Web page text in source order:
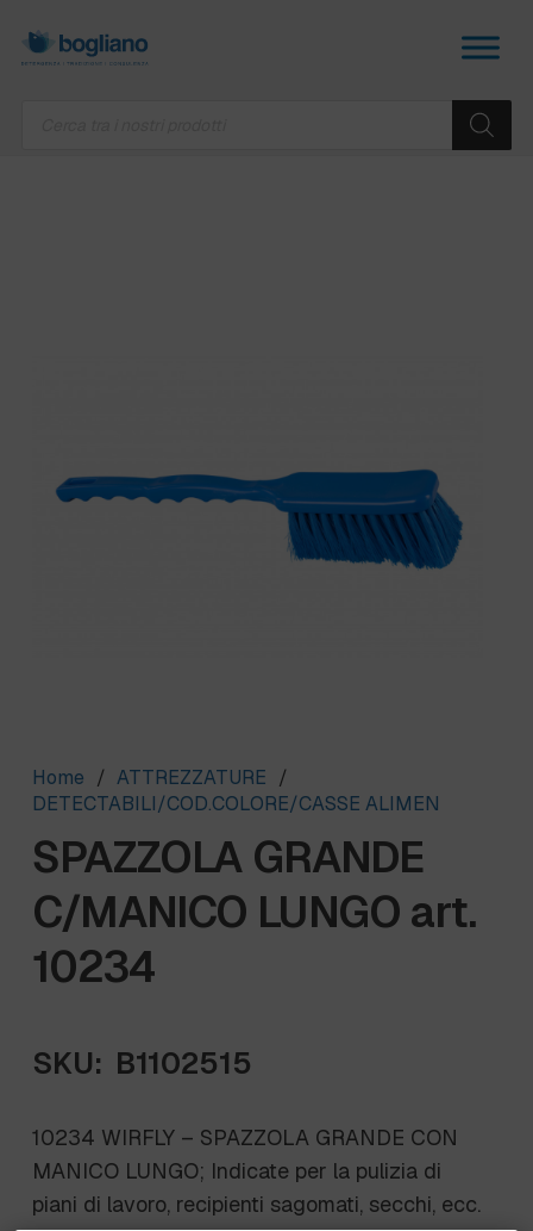
Home / ATTREZZATURE /
DETECTABILI/COD.COLORE/CASSE ALIMEN
SPAZZOLA GRANDE
C/MANICO LUNGO art.
10234
SKU: B1102515
10234 WIRFLY – SPAZZOLA GRANDE CON
MANICO LUNGO; Indicate per la pulizia di
piani di lavoro, recipienti sagomati, secchi, ecc.